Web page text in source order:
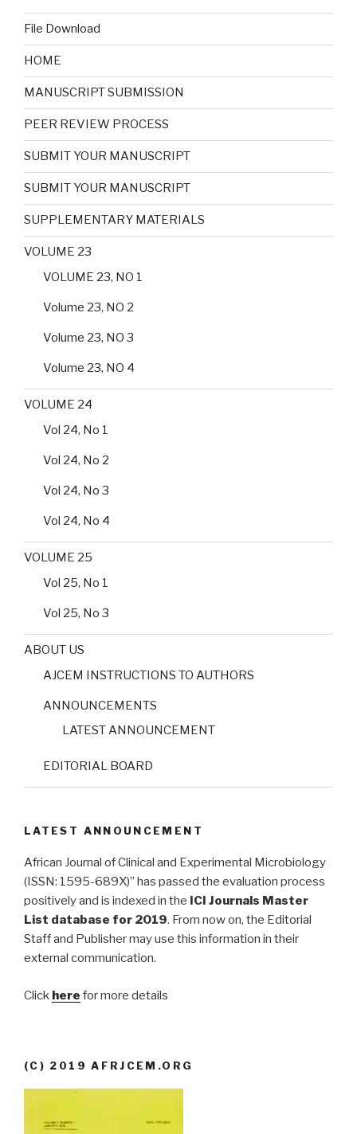
File Download
HOME
MANUSCRIPT SUBMISSION
PEER REVIEW PROCESS
SUBMIT YOUR MANUSCRIPT
SUBMIT YOUR MANUSCRIPT
SUPPLEMENTARY MATERIALS
VOLUME 23
VOLUME 23, NO 1
Volume 23, NO 2
Volume 23, NO 3
Volume 23, NO 4
VOLUME 24
Vol 24, No 1
Vol 24, No 2
Vol 24, No 3
Vol 24, No 4
VOLUME 25
Vol 25, No 1
Vol 25, No 3
ABOUT US
AJCEM INSTRUCTIONS TO AUTHORS
ANNOUNCEMENTS
LATEST ANNOUNCEMENT
EDITORIAL BOARD
LATEST ANNOUNCEMENT
African Journal of Clinical and Experimental Microbiology
(ISSN: 1595-689X)” has passed the evaluation process
positively and is indexed in the ICI Journals Master
List database for 2019. From now on, the Editorial
Staff and Publisher may use this information in their
external communication.
Click here for more details
(C) 2019 AFRJCEM.ORG